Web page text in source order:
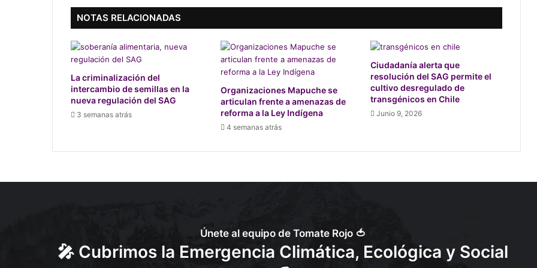
NOTAS RELACIONADAS
La criminalización del
intercambio de semillas en la
nueva regulación del SAG
3 semanas atrás
Organizaciones Mapuche se
articulan frente a amenazas de
reforma a la Ley Indígena
4 semanas atrás
Ciudadanía alerta que
resolución del SAG permite el
cultivo desregulado de
transgénicos en Chile
Junio 9, 2026
Únete al equipo de Tomate Rojo 🍅
🎤 Cubrimos la Emergencia Climática, Ecológica y Social